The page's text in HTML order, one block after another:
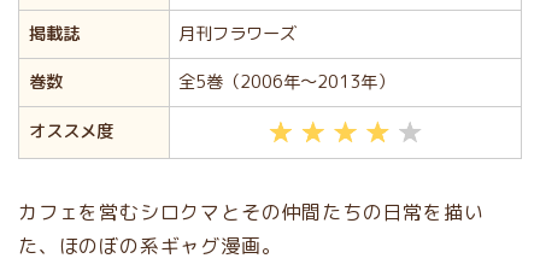
掲載誌
月刊フラワーズ
巻数
全5巻（2006年〜2013年）
オススメ度
カフェを営むシロクマとその仲間たちの日常を描い
た、ほのぼの系ギャグ漫画。